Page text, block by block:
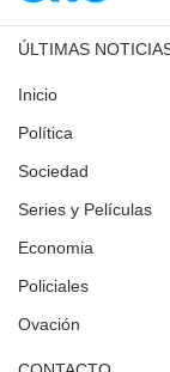
ÚLTIMAS
Inicio
Política
Sociedad
Series y Películas
Economia
Policiales
Ovación